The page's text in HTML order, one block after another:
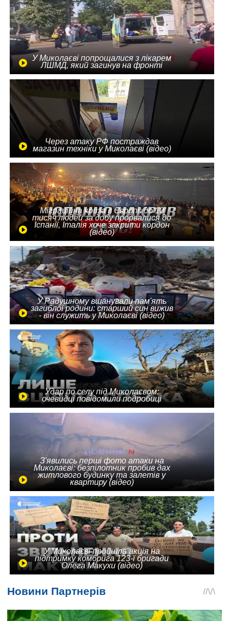
У Миколаєві попрощалися з лікарем
ЛШМД, який загинув на фронті
Через атаку РФ постраждав
магазин техніки у Миколаєві (відео)
Міграційна криза в Європі: до 10
тисяч людей за добу прорвалися до
Іспанії, Італія хоче закрити кордон
(відео)
У Радушному вшанували пам'ять
загиблої родини: старший син вижив
- він служить у Миколаєві (відео)
Удар по селу під Миколаєвом:
очевидці повідомили подробиці
З'явились перші фото атаки на
Миколаєві: безпілотник пробив дах
житлового будинку та залетів у
квартиру (відео)
У Миколаєві пройшла акція на
підтримку комбрига 123-ї бригади
Олега Макухи (відео)